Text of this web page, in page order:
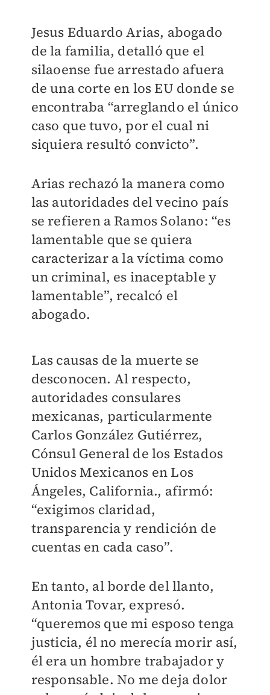
Jesus Eduardo Arias, abogado
de la familia, detalló que el
silaoense fue arrestado afuera
de una corte en los EU donde se
encontraba “arreglando el único
caso que tuvo, por el cual ni
siquiera resultó convicto”.
Arias rechazó la manera como
las autoridades del vecino país
se refieren a Ramos Solano: “es
lamentable que se quiera
caracterizar a la víctima como
un criminal, es inaceptable y
lamentable”, recalcó el
abogado.
Las causas de la muerte se
desconocen. Al respecto,
autoridades consulares
mexicanas, particularmente
Carlos González Gutiérrez,
Cónsul General de los Estados
Unidos Mexicanos en Los
Ángeles, California., afirmó:
“exigimos claridad,
transparencia y rendición de
cuentas en cada caso”.
En tanto, al borde del llanto,
Antonia Tovar, expresó.
“queremos que mi esposo tenga
justicia, él no merecía morir así,
él era un hombre trabajador y
responsable. No me deja dolor